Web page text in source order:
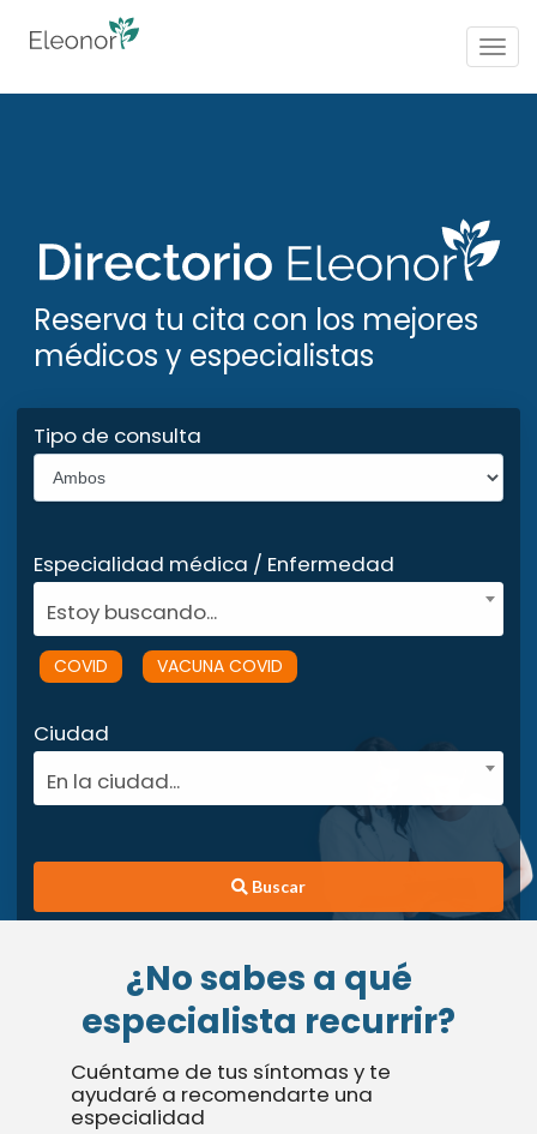
Reserva tu cita con los mejores
médicos y especialistas
Tipo de consulta
Especialidad médica / Enfermedad
Estoy buscando...
COVID VACUNA COVID
Ciudad
En la ciudad...
Buscar
¿No sabes a qué
especialista recurrir?
Cuéntame de tus síntomas y te
ayudaré a recomendarte una
especialidad